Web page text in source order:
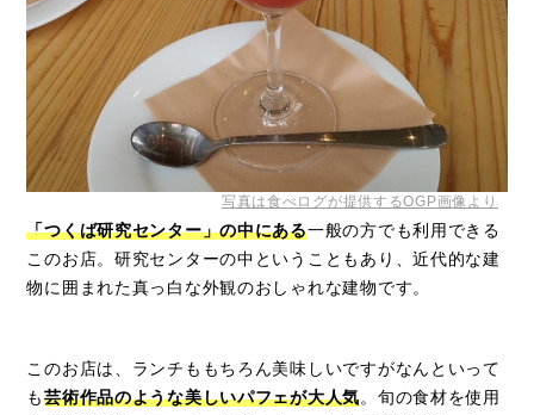
写真は食べログが提供するOGP画像より
「つくば研究センター」の中にある一般の方でも利用できる
このお店。研究センターの中ということもあり、近代的な建
物に囲まれた真っ白な外観のおしゃれな建物です。
このお店は、ランチももちろん美味しいですがなんといって
も芸術作品のような美しいパフェが大人気。旬の食材を使用